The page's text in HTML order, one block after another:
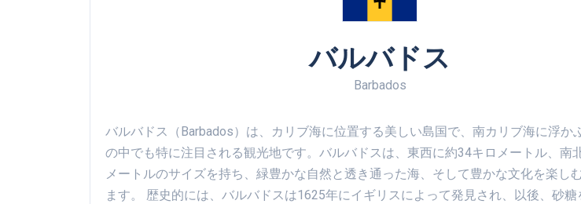
バルバドス
Barbados
バルバドス（Barbados）は、カリブ海に位置する美しい島国で、南カリブ海に浮か
の中でも特に注目される観光地です。バルバドスは、東西に約34キロメートル、南
メートルのサイズを持ち、緑豊かな自然と透き通った海、そして豊かな文化を楽し
ます。 歴史的には、バルバドスは1625年にイギリスによって発見され、以後、砂糖